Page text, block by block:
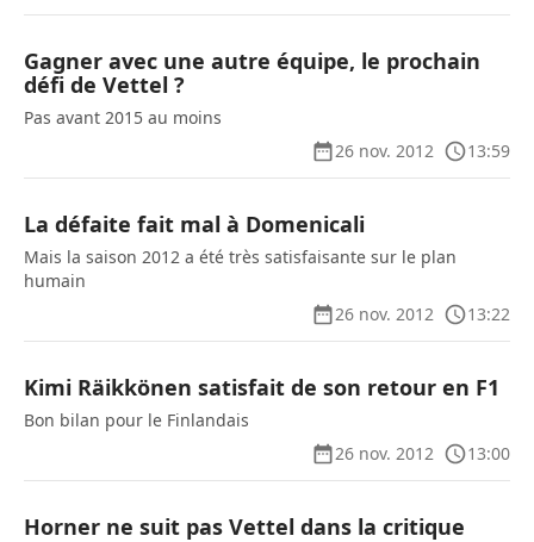
Gagner avec une autre équipe, le prochain
défi de Vettel ?
Pas avant 2015 au moins
26 nov. 2012
13:59
La défaite fait mal à Domenicali
Mais la saison 2012 a été très satisfaisante sur le plan
humain
26 nov. 2012
13:22
Kimi Räikkönen satisfait de son retour en F1
Bon bilan pour le Finlandais
26 nov. 2012
13:00
Horner ne suit pas Vettel dans la critique